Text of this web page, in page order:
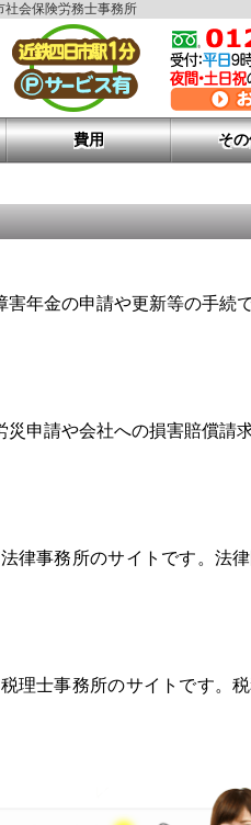
社会保険労務士事務所
費用 そ
年金の申請や更新等の手続
申請や会社への損害賠償請
律事務所のサイトです。法
理士事務所のサイトです。